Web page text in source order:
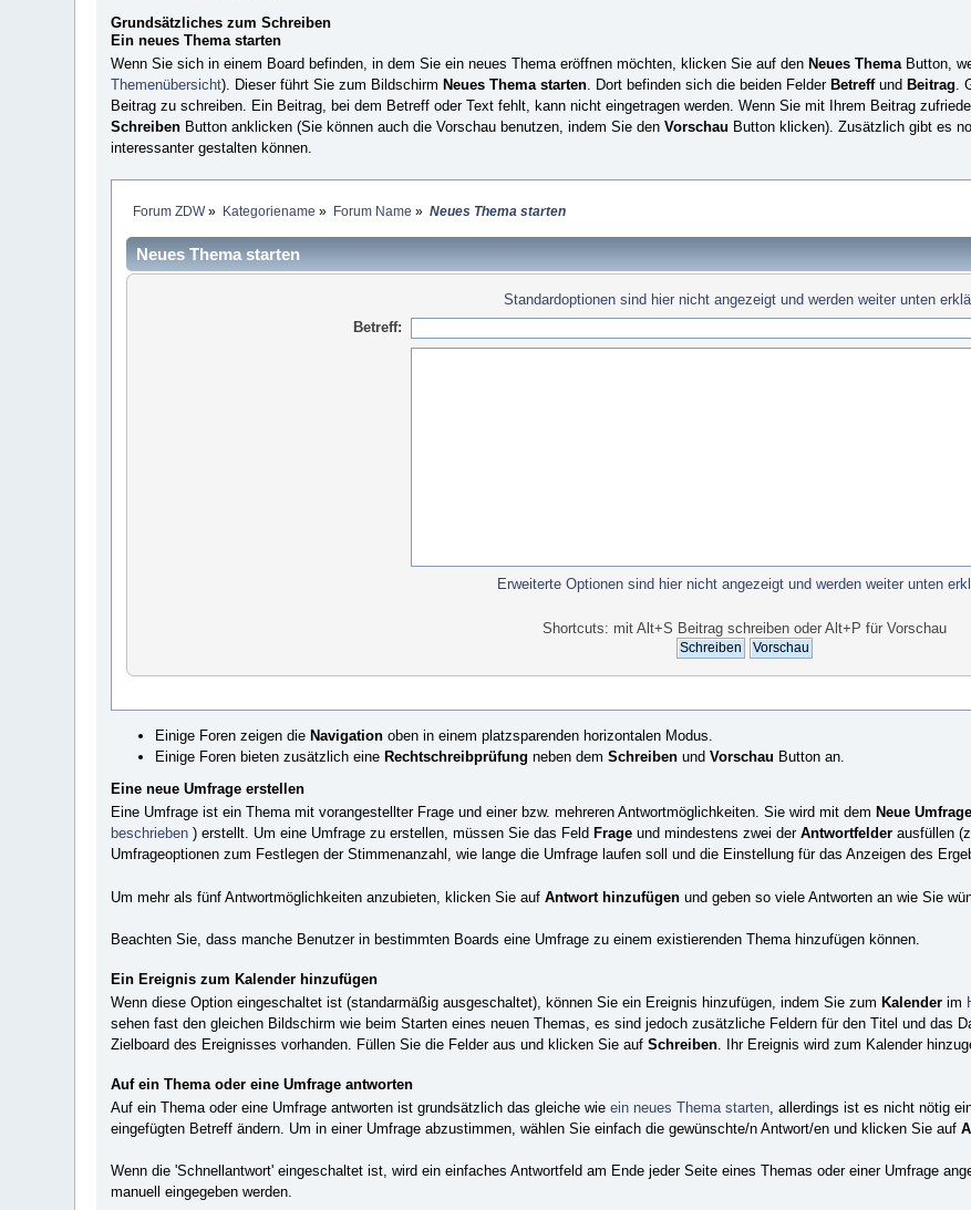
Grundsätzliches zum Schreiben
Ein neues Thema starten
Wenn Sie sich in einem Board befinden, in dem Sie ein neues Thema eröffnen möchten, klicken Sie auf den Neues Thema Button,
Themenübersicht). Dieser führt Sie zum Bildschirm Neues Thema starten . Dort befinden sich die beiden Felder Betreffund Beitrag .
Beitrag zu schreiben. Ein Beitrag, bei dem Betreff oder Text fehlt, kann nicht eingetragen werden. Wenn Sie mit Ihrem Beitrag
Schreiben Button anklicken (Sie können auch die Vorschau benutzen, indem Sie den Vorschau Button klicken). Zusätzlich gibt es
interessanter gestalten können.
Forum ZDW» Kategoriename » Forum Name » Neues Thema starten
Neues Thema starten
Standardoptionen sind hier nicht angezeigt und werden weiter unten
Betreff:
Erweiterte Optionen sind hier nicht angezeigt und werden weiter unten
Shortcuts: mit Alt+S Beitrag schreiben oder Alt+P für Vorschau
Einige Foren zeigen die Navigation oben in einem platzsparenden horizontalen Modus.
Einige Foren bieten zusätzlich eine Rechtschreibprüfung neben dem Schreiben und Vorschau Button an.
Eine neue Umfrage erstellen
Eine Umfrage ist ein Thema mit vorangestellter Frage und einer bzw. mehreren Antwortmöglichkeiten. Sie wird mit dem Neue Umfrage
beschrieben ) erstellt. Um eine Umfrage zu erstellen, müssen Sie das Feld Frage und mindestens zwei der Antwortfelder ausfüllen
Umfrageoptionen zum Festlegen der Stimmenanzahl, wie lange die Umfrage laufen soll und die Einstellung für das Anzeigen des
Um mehr als fünf Antwortmöglichkeiten anzubieten, klicken Sie auf Antwort hinzufügen und geben so viele Antworten an wie Sie
Beachten Sie, dass manche Benutzer in bestimmten Boards eine Umfrage zu einem existierenden Thema hinzufügen können.
Ein Ereignis zum Kalender hinzufügen
Wenn diese Option eingeschaltet ist (standarmäßig ausgeschaltet), können Sie ein Ereignis hinzufügen, indem Sie zum Kalender im
sehen fast den gleichen Bildschirm wie beim Starten eines neuen Themas, es sind jedoch zusätzliche Feldern für den Titel und das
Zielboard des Ereignisses vorhanden. Füllen Sie die Felder aus und klicken Sie auf Schreiben . Ihr Ereignis wird zum Kalender
Auf ein Thema oder eine Umfrage antworten
Auf ein Thema oder eine Umfrage antworten ist grundsätzlich das gleiche wie ein neues Thema starten, allerdings ist es nicht nötig
eingefügten Betreff ändern. Um in einer Umfrage abzustimmen, wählen Sie einfach die gewünschte/n Antwort/en und klicken Sie auf
Wenn die 'Schnellantwort' eingeschaltet ist, wird ein einfaches Antwortfeld am Ende jeder Seite eines Themas oder einer Umfrage
manuell eingegeben werden.